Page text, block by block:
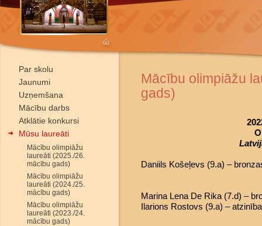
Par skolu
Jaunumi
Uzņemšana
Mācību darbs
Atklātie konkursi
Mūsu laureāti
Mācību olimpiāžu
laureāti (2025./26.
mācību gads)
Mācību olimpiāžu
laureāti (2024./25.
mācību gads)
Mācību olimpiāžu
laureāti (2023./24.
mācību gads)
Mācību olimpiāžu
gads)
Daniils Košeļevs (9.a) –
Marina Lena De Rika (7.d) –
Ilarions Rostovs (9.a) – atzinība